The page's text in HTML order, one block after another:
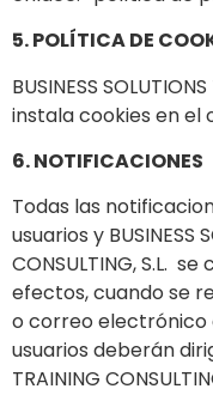
5. POLÍTICA DE
BUSINESS
instala cookies en el
6. NOTIFICACIONES
Todas las
usuarios y BUSINESS
CONSULTING, S.L.
efectos, cuando se
o correo electrónico
usuarios deberán
TRAINING